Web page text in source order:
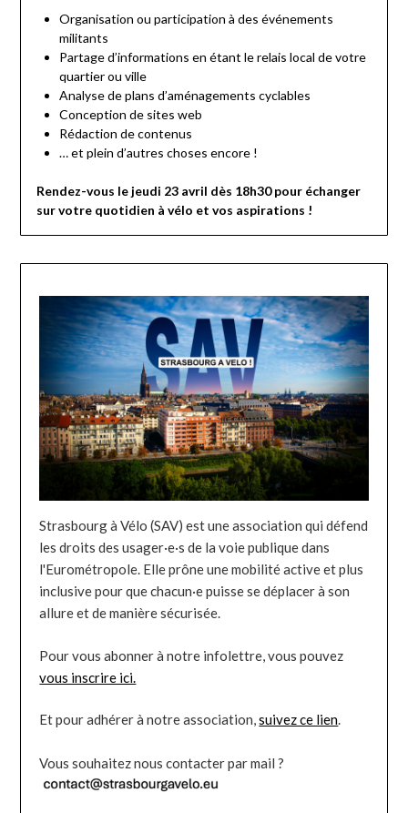
Organisation ou participation à des événements
militants
Partage d’informations en étant le relais local de votre
quartier ou ville
Analyse de plans d’aménagements cyclables
Conception de sites web
Rédaction de contenus
… et plein d’autres choses encore !
Rendez-vous le jeudi 23 avril dès 18h30 pour échanger
sur votre quotidien à vélo et vos aspirations !
Strasbourg à Vélo (SAV) est une association qui défend
les droits des usager·e·s de la voie publique dans
l'Eurométropole. Elle prône une mobilité active et plus
inclusive pour que chacun·e puisse se déplacer à son
allure et de manière sécurisée.
Pour vous abonner à notre infolettre, vous pouvez
vous inscrire ici.
Et pour adhérer à notre association,suivez ce lien.
Vous souhaitez nous contacter par mail ?